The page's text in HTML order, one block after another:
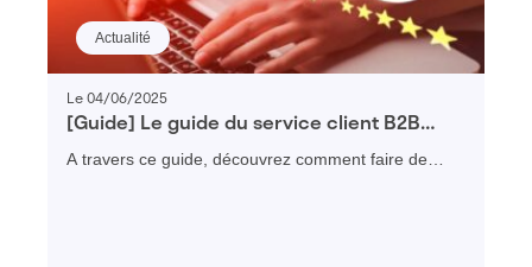
Actualité
Le 04/06/2025
[Guide] Le guide du service client B2B
performant
A travers ce guide, découvrez comment faire de